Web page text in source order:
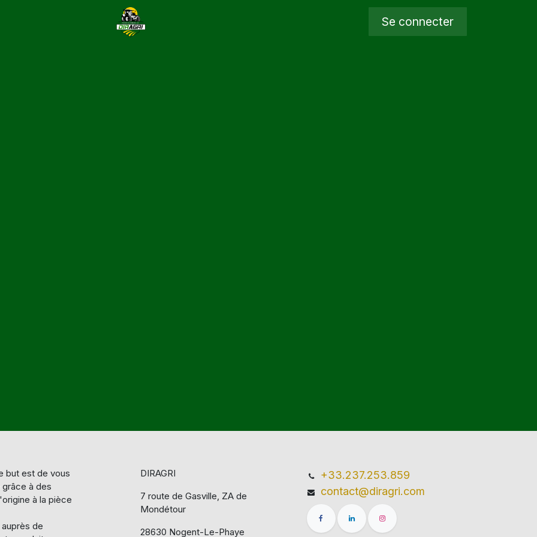
Se connecter
but est de vous
à des
à la pièce
de
DIRAGRI
7 route de Gasville, ZA de
Mondétour
28630 Nogent-Le-Phaye
+33.237.253.859
contact@diragri.com